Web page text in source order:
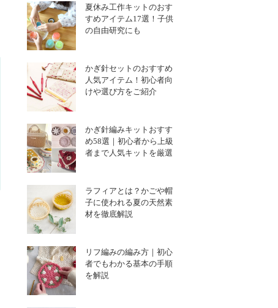
夏休み工作キットのおす
すめアイテム17選！子供
の自由研究にも
かぎ針セットのおすすめ
人気アイテム！初心者向
けや選び方をご紹介
かぎ針編みキットおすす
め58選｜初心者から上級
者まで人気キットを厳選
ラフィアとは？かごや帽
子に使われる夏の天然素
材を徹底解説
リフ編みの編み方｜初心
者でもわかる基本の手順
を解説